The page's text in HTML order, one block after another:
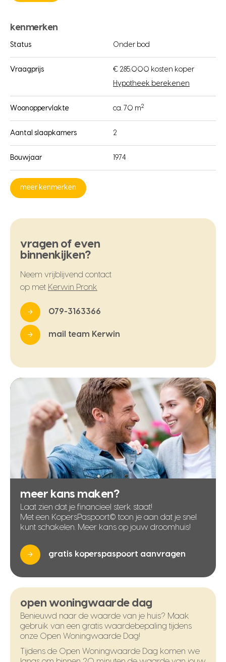
kenmerken
Status Onder bod
Vraagprijs
€ 285.000 kosten koper
Hypotheek berekenen
Woonoppervlakte ca. 70 m2
Aantal slaapkamers 2
Bouwjaar 1974
meer kenmerken
vragen of even
binnenkijken?
Neem vrijblijvend contact
op met Kerwin Pronk
079-3163366
mail team Kerwin
meer kans maken?
Laat zien dat je financieel sterk staat!
Met een KopersPaspoort© toon je aan dat je snel
kunt schakelen. Meer kans op jouw droomhuis!
gratis koperspaspoort aanvragen
open woningwaarde dag
Benieuwd naar de waarde van je huis? Maak
gebruik van een gratis waardebepaling tijdens
onze Open Woningwaarde Dag!
Tijdens de Open Woningwaarde Dag komen we